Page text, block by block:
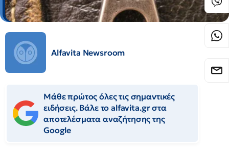
Alfavita Newsroom
Μάθε πρώτος όλες τις σημαντικές
ειδήσεις. Βάλε το alfavita.gr στα
αποτελέσματα αναζήτησης της
Google